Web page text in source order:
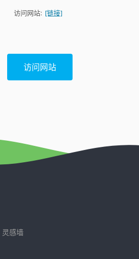
访问网站: [链接]
访问网站
灵感墙